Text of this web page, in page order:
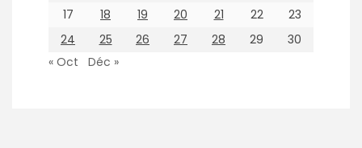
17
18 19 20 21 22
23
24
25 26 27 28 29
30
« Oct
Déc »